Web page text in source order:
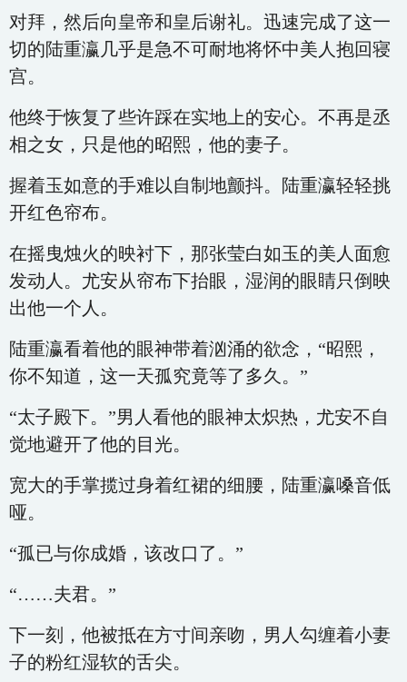
对拜，然后向皇帝和皇后谢礼。迅速完成了这一
切的陆重瀛几乎是急不可耐地将怀中美人抱回寝
宫。
他终于恢复了些许踩在实地上的安心。不再是丞
相之女，只是他的昭熙，他的妻子。
握着玉如意的手难以自制地颤抖。陆重瀛轻轻挑
开红色帘布。
在摇曳烛火的映衬下，那张莹白如玉的美人面愈
发动人。尤安从帘布下抬眼，湿润的眼睛只倒映
出他一个人。
陆重瀛看着他的眼神带着汹涌的欲念，“昭熙，
你不知道，这一天孤究竟等了多久。”
“太子殿下。”男人看他的眼神太炽热，尤安不自
觉地避开了他的目光。
宽大的手掌揽过身着红裙的细腰，陆重瀛嗓音低
哑。
“孤已与你成婚，该改口了。”
“……夫君。”
下一刻，他被抵在方寸间亲吻，男人勾缠着小妻
子的粉红湿软的舌尖。